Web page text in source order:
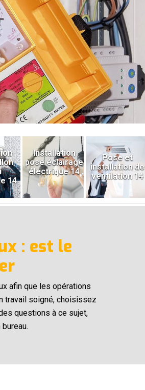
14
Installation
pose éclairage
électrique 14
Pose et
installation de
ventilation 14
: est le
afin que les opérations
travail soigné, choisissez
questions à ce sujet,